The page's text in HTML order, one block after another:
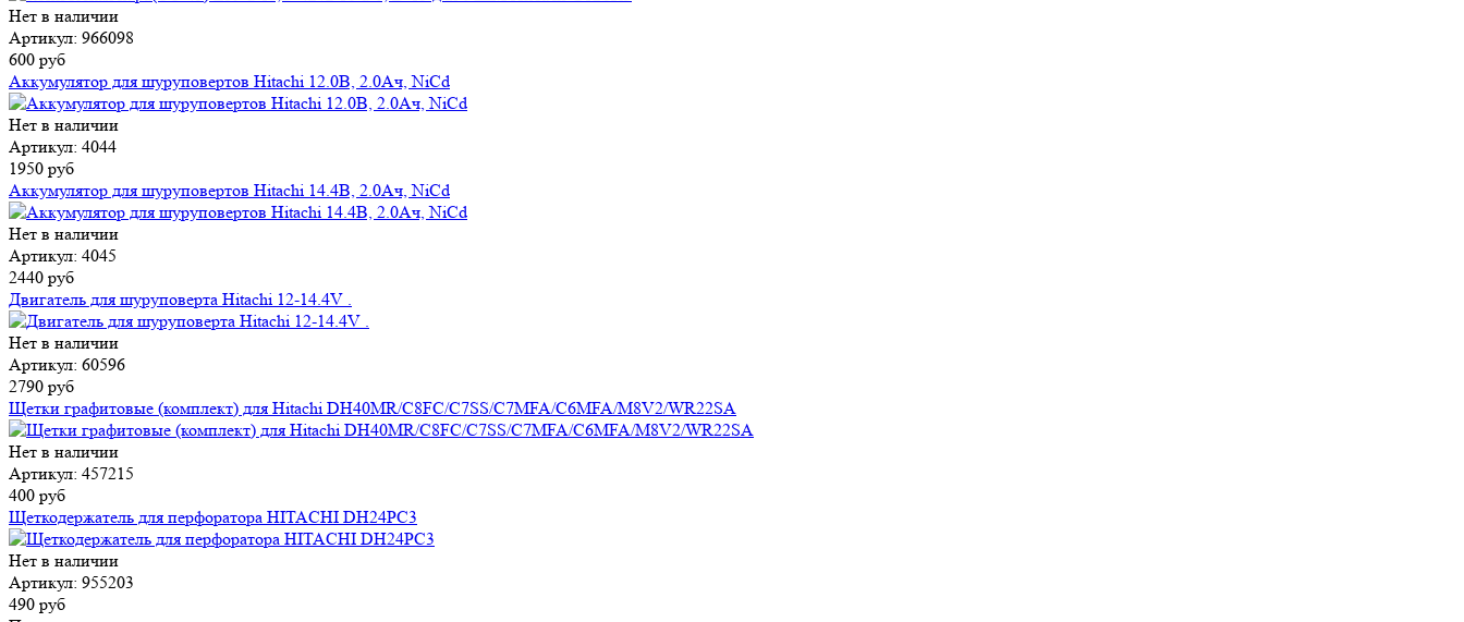
Нет в наличии
Артикул: 966098
600 руб
Аккумулятор для шуруповертов Hitachi 12.0В, 2.0Ач, NiCd
Нет в наличии
Артикул: 4044
1950 руб
Аккумулятор для шуруповертов Hitachi 14.4В, 2.0Ач, NiCd
Нет в наличии
Артикул: 4045
2440 руб
Двигатель для шуруповерта Hitachi 12-14.4V .
Нет в наличии
Артикул: 60596
2790 руб
Щетки графитовые (комплект) для Hitachi DH40MR/C8FC/C7SS/C7MFA/C6MFA/M8V2/WR22SA
Нет в наличии
Артикул: 457215
400 руб
Щеткодержатель для перфоратора HITACHI DH24PC3
Нет в наличии
Артикул: 955203
490 руб